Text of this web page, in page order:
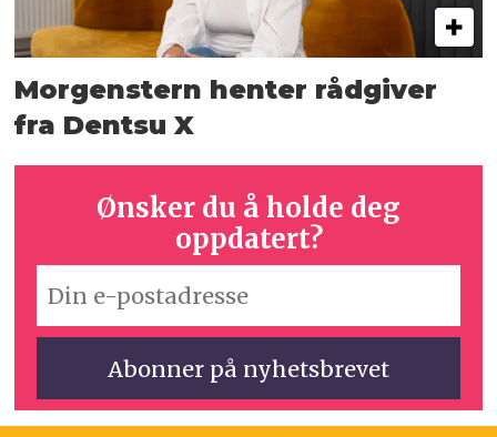
Morgenstern henter rådgiver
fra Dentsu X
Ønsker du å holde deg
oppdatert?